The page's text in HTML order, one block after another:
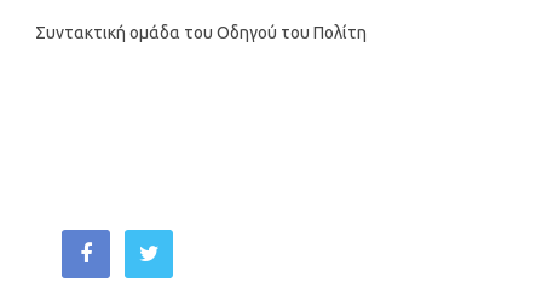
Συντακτική ομάδα του Οδηγού του Πολίτη